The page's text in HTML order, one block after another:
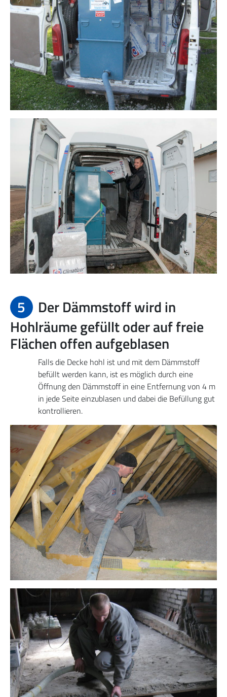
5
Der Dämmstoff wird in
Hohlräume gefüllt oder auf freie
Flächen offen aufgeblasen
Falls die Decke hohl ist und mit dem Dämmstoff
befüllt werden kann, ist es möglich durch eine
Öffnung den Dämmstoff in eine Entfernung von 4 m
in jede Seite einzublasen und dabei die Befüllung gut
kontrollieren.